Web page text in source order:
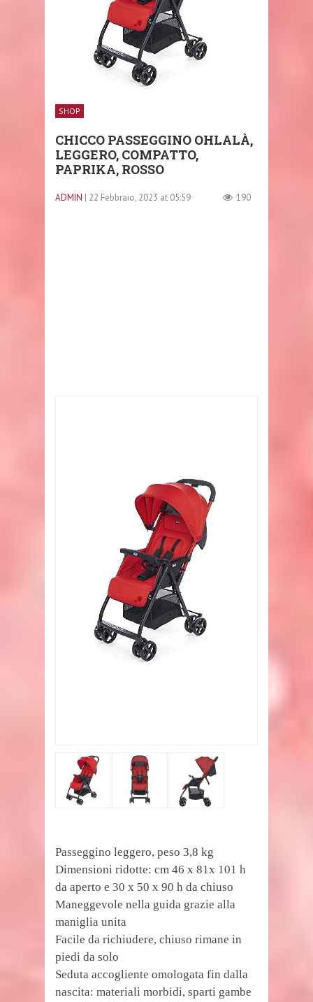
SHOP
CHICCO PASSEGGINO OHLALÀ,
LEGGERO, COMPATTO,
PAPRIKA, ROSSO
ADMIN | 22 Febbraio, 2023 at 05:59 190
Passeggino leggero, peso 3,8 kg
Dimensioni ridotte: cm 46 x 81x 101 h
da aperto e 30 x 50 x 90 h da chiuso
Maneggevole nella guida grazie alla
maniglia unita
Facile da richiudere, chiuso rimane in
piedi da solo
Seduta accogliente omologata fin dalla
nascita: materiali morbidi, sparti gambe